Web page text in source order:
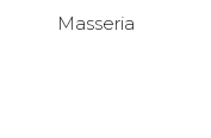
Masseria